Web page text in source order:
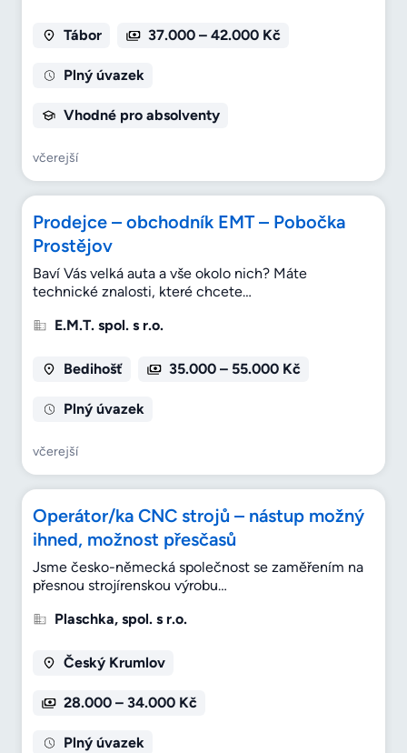
Tábor 37.000 – 42.000 Kč
Plný úvazek
Vhodné pro absolventy
včerejší
Prodejce – obchodník EMT – Pobočka
Prostějov
Baví Vás velká auta a vše okolo nich? Máte
technické znalosti, které chcete…
E.M.T. spol. s r.o.
Bedihošť 35.000 – 55.000 Kč
Plný úvazek
včerejší
Operátor/ka CNC strojů – nástup možný
ihned, možnost přesčasů
Jsme česko-německá společnost se zaměřením na
přesnou strojírenskou výrobu…
Plaschka, spol. s r.o.
Český Krumlov
28.000 – 34.000 Kč
Plný úvazek